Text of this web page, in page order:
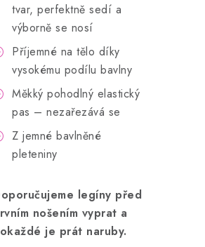
tvar, perfektně sedí a
výborně se nosí
Příjemné na tělo díky
vysokému podílu bavlny
Měkký pohodlný elastický
pas – nezařezává se
Z jemné bavlněné
pleteniny
legíny před
nošením vyprat a
je prát naruby.